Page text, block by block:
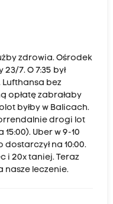
zdrowia. Ośrodek
7. O 7:35 był
Lufthansa bez
opłatę zabrałaby
byłby w Balicach.
drogi lot
Uber w 9-10
na 10:00.
i 20x taniej. Teraz
nasze leczenie.